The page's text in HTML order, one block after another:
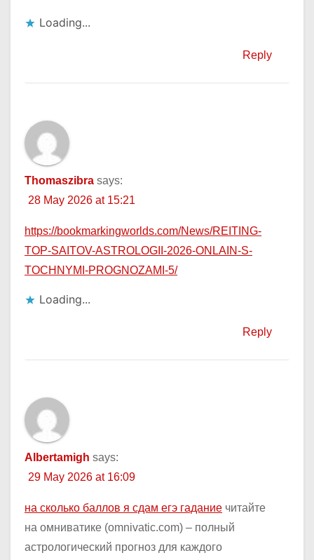
Loading...
Reply
Thomaszibra says:
28 May 2026 at 15:21
https://bookmarkingworlds.com/News/REITING-
TOP-SAITOV-ASTROLOGII-2026-ONLAIN-S-
TOCHNYMI-PROGNOZAMI-5/
Loading...
Reply
Albertamigh says:
29 May 2026 at 16:09
на сколько баллов я сдам егэ гадание читайте
на омниватике (omnivatic.com) – полный
астрологический прогноз для каждого